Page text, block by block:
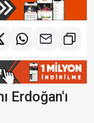
Erdoğan'ı